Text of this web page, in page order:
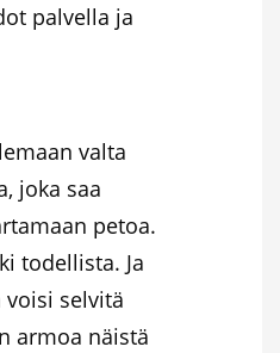
palvella ja
valta
joka saa
petoa.
todellista. Ja
selvitä
armoa näistä